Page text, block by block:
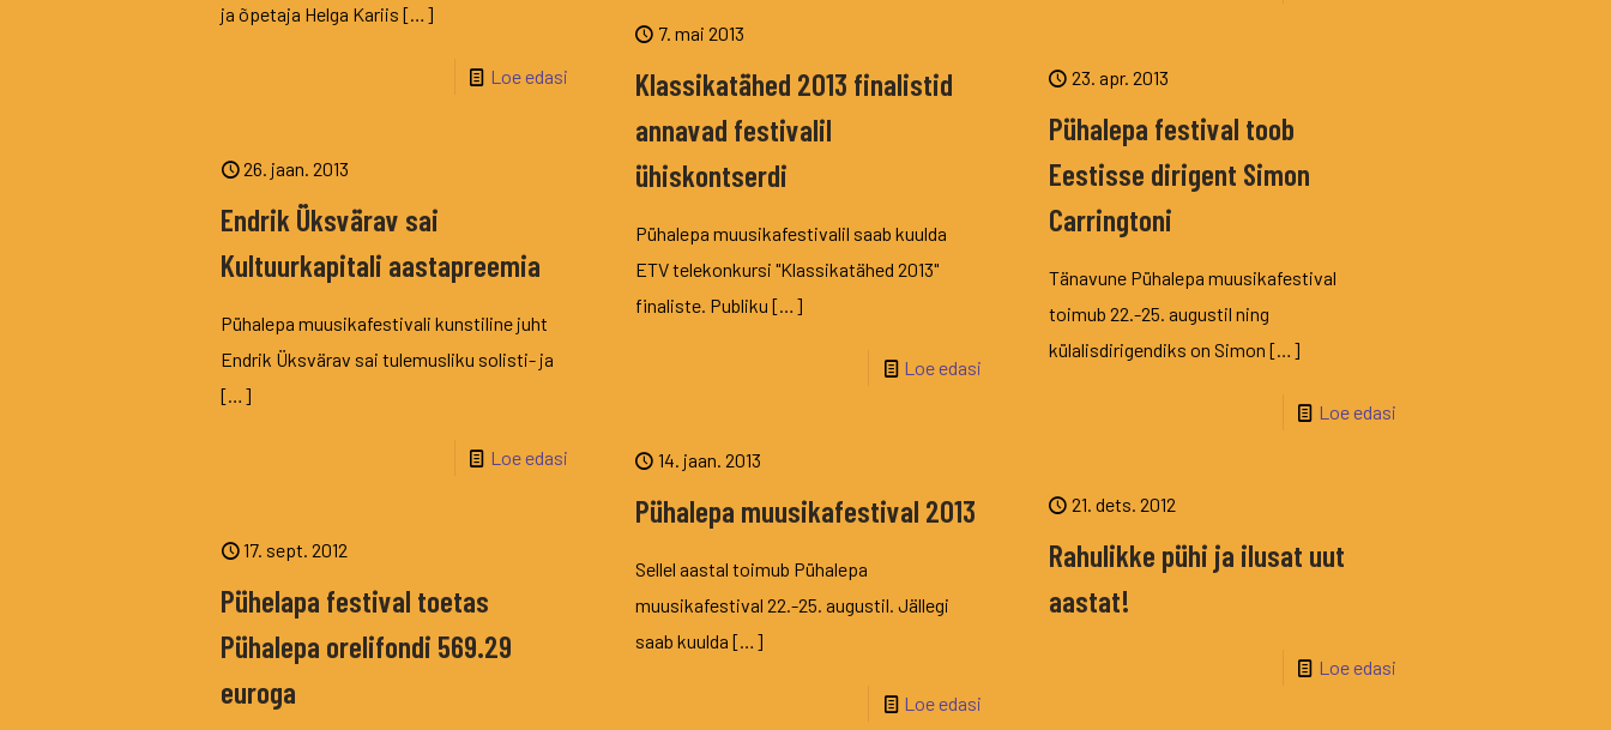
ja õpetaja Helga Kariis […]
Loe edasi
7. mai 2013
Klassikatähed 2013 finalistid
annavad festivalil
ühiskontserdi
Pühalepa muusikafestivalil saab kuulda
ETV telekonkursi "Klassikatähed 2013"
finaliste. Publiku […]
Loe edasi
23. apr. 2013
Pühalepa festival toob
Eestisse dirigent Simon
Carringtoni
Tänavune Pühalepa muusikafestival
toimub 22.-25. augustil ning
külalisdirigendiks on Simon […]
Loe edasi
26. jaan. 2013
Endrik Üksvärav sai
Kultuurkapitali aastapreemia
Pühalepa muusikafestivali kunstiline juht
Endrik Üksvärav sai tulemusliku solisti- ja
[…]
Loe edasi 14. jaan. 2013
Pühalepa muusikafestival 2013
Sellel aastal toimub Pühalepa
muusikafestival 22.-25. augustil. Jällegi
saab kuulda […]
Loe edasi
21. dets. 2012
Rahulikke pühi ja ilusat uut
aastat!
Loe edasi
17. sept. 2012
Pühelapa festival toetas
Pühalepa orelifondi 569.29
euroga